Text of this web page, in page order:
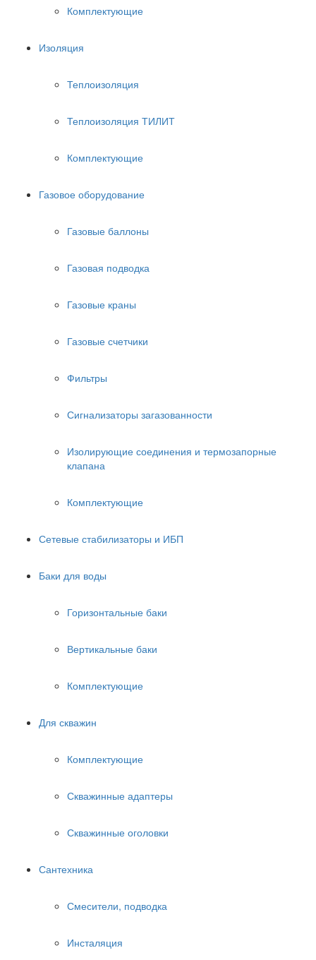
Комплектующие
Изоляция
Теплоизоляция
Теплоизоляция ТИЛИТ
Комплектующие
Газовое оборудование
Газовые баллоны
Газовая подводка
Газовые краны
Газовые счетчики
Фильтры
Сигнализаторы загазованности
Изолирующие соединения и термозапорные
клапана
Комплектующие
Сетевые стабилизаторы и ИБП
Баки для воды
Горизонтальные баки
Вертикальные баки
Комплектующие
Для скважин
Комплектующие
Скважинные адаптеры
Скважинные оголовки
Сантехника
Смесители, подводка
Инсталяция